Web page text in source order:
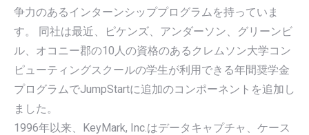
争力のあるインターンシッププログラムを持っていま
す。 同社は最近、ピケンズ、アンダーソン、グリーンビ
ル、オコニー郡の10人の資格のあるクレムソン大学コン
ピューティングスクールの学生が利用できる年間奨学金
プログラムでJumpStartに追加のコンポーネントを追加し
ました。
1996年以来、KeyMark, Inc.はデータキャプチャ、ケース